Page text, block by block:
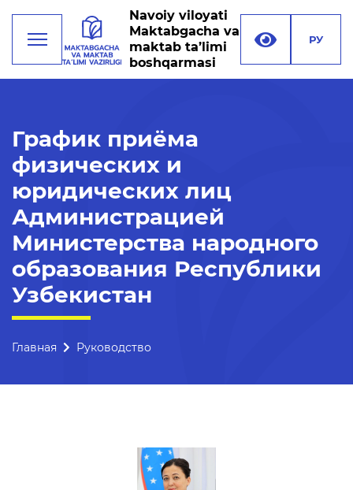
Руководство
Структура управления
Миссия, цели и задачи
Реквизиты
Контакты
открытых заседаний
Аналитические данные
Navoiy viloyati
Maktabgacha va
maktab ta’limi
boshqarmasi
РУ
График приёма
физических и
юридических лиц
Администрацией
Министерства народного
образования Республики
Узбекистан
Главная Руководство